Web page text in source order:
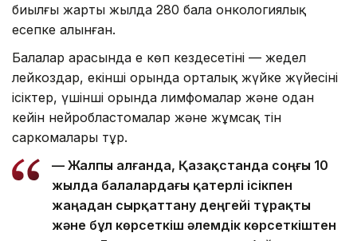
биылғы жарты жылда 280 бала онкологиялық
есепке алынған.
Балалар арасында ең көп кездесетіні — жедел
лейкоздар, екінші орында орталық жүйке жүйесінің
ісіктер, үшінші орында лимфомалар және одан
кейін нейробластомалар және жұмсақ тін
саркомалары тұр.
— Жалпы алғанда, Қазақстанда соңғы 10
жылда балалардағы қатерлі ісікпен
жаңадан сырқаттану деңгейі тұрақты
және бұл көрсеткіш әлемдік көрсеткіштен